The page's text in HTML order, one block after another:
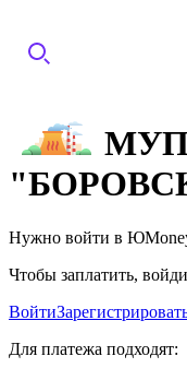
Нужно войти в
Чтобы заплатить,
Войти
Для платежа подходят: